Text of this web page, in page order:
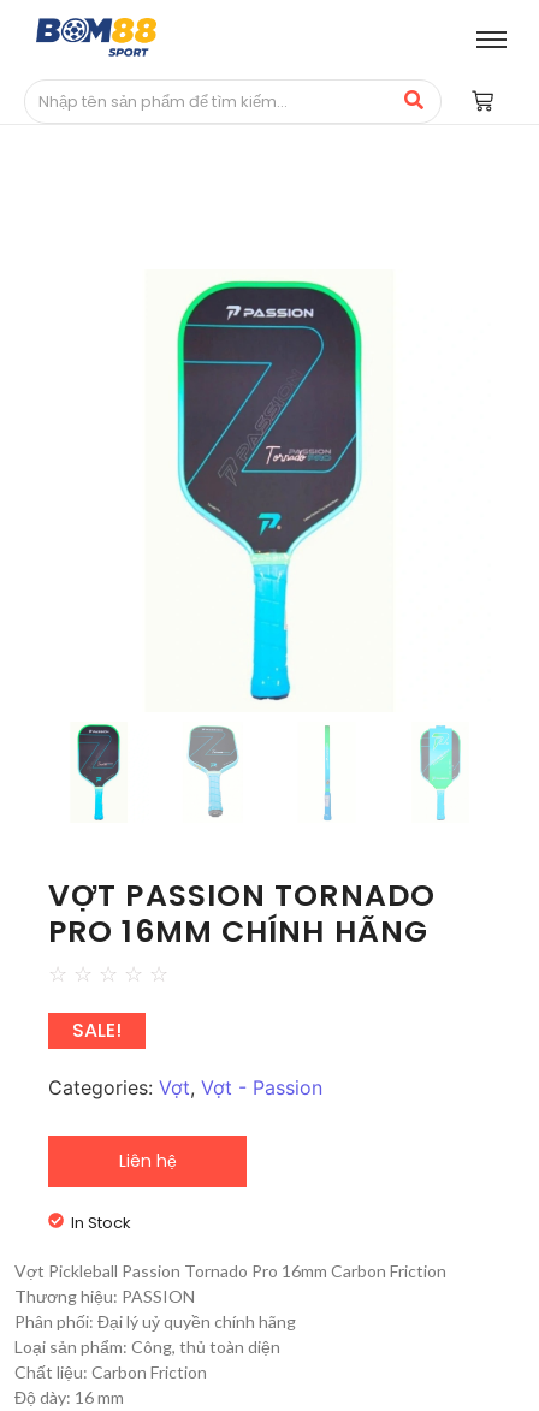
VỢT PASSION TORNADO
PRO 16MM CHÍNH HÃNG
☆ ☆ ☆ ☆ ☆
SALE!
Categories: Vợt, Vợt - Passion
Liên hệ
In Stock
Vợt Pickleball Passion Tornado Pro 16mm Carbon Friction
Thương hiệu: PASSION
Phân phối: Đại lý uỷ quyền chính hãng
Loại sản phẩm: Công, thủ toàn diện
Chất liệu: Carbon Friction
Độ dày: 16 mm